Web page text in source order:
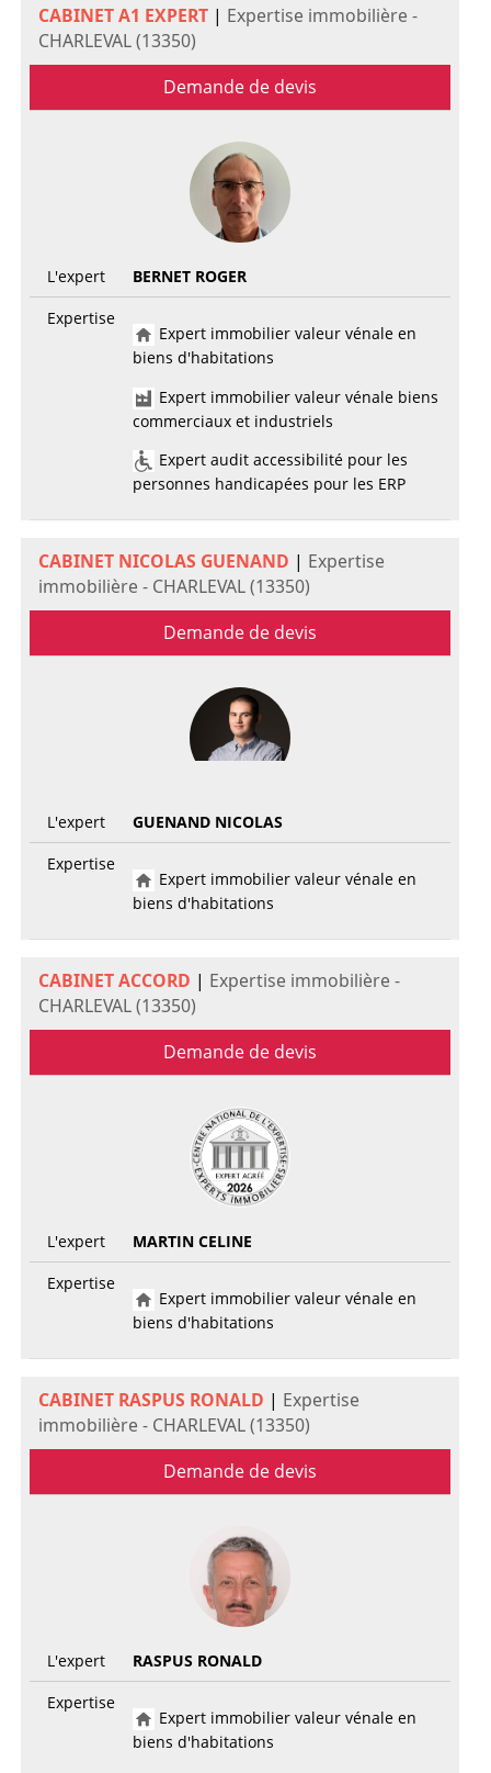
CABINET A1 EXPERT| Expertise immobilière -
CHARLEVAL (13350)
Demande de devis
L'expert
BERNET ROGER
Expertise
Expert immobilier valeur vénale en
biens d'habitations
Expert immobilier valeur vénale biens
commerciaux et industriels
Expert audit accessibilité pour les
personnes handicapées pour les ERP
CABINET NICOLAS GUENAND | Expertise
immobilière - CHARLEVAL (13350)
Demande de devis
L'expert
GUENAND NICOLAS
Expertise
Expert immobilier valeur vénale en
biens d'habitations
CABINET ACCORD | Expertise immobilière -
CHARLEVAL (13350)
Demande de devis
L'expert
MARTIN CELINE
Expertise
Expert immobilier valeur vénale en
biens d'habitations
CABINET RASPUS RONALD | Expertise
immobilière - CHARLEVAL (13350)
Demande de devis
L'expert
RASPUS RONALD
Expertise
Expert immobilier valeur vénale en
biens d'habitations